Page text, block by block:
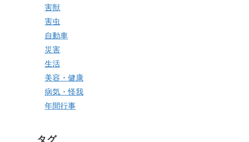
害獣
害虫
自動車
災害
生活
美容・健康
病気・怪我
年間行事
タグ